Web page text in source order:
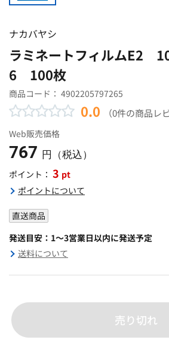
ナカバヤシ
ラミネートフィルムE2
6 100枚
商品コード： 4902205797265
0.0 （0件の商品レ
Web販売価格
767 円（税込）
ポイント： 3 pt
ポイントについて
直送商品
発送目安：1～3営業日以内に発送予定
送料について
売り切れ